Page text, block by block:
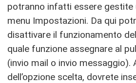
potranno infatti essere gestite
menu Impostazioni. Da qui
disattivare il funzionamento
quale funzione assegnare al
(invio mail o invio messaggio).
dell’opzione scelta, dovrete